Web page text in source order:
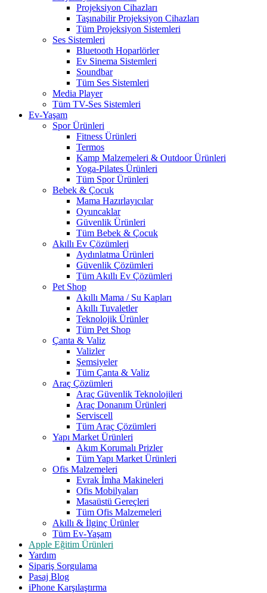
Projeksiyon Cihazları
Taşınabilir Projeksiyon Cihazları
Tüm Projeksiyon Sistemleri
Ses Sistemleri
Bluetooth Hoparlörler
Ev Sinema Sistemleri
Soundbar
Tüm Ses Sistemleri
Media Player
Tüm TV-Ses Sistemleri
Ev-Yaşam
Spor Ürünleri
Fitness Ürünleri
Termos
Kamp Malzemeleri & Outdoor Ürünleri
Yoga-Pilates Ürünleri
Tüm Spor Ürünleri
Bebek & Çocuk
Mama Hazırlayıcılar
Oyuncaklar
Güvenlik Ürünleri
Tüm Bebek & Çocuk
Akıllı Ev Çözümleri
Aydınlatma Ürünleri
Güvenlik Çözümleri
Tüm Akıllı Ev Çözümleri
Pet Shop
Akıllı Mama / Su Kapları
Akıllı Tuvaletler
Teknolojik Ürünler
Tüm Pet Shop
Çanta & Valiz
Valizler
Şemsiyeler
Tüm Çanta & Valiz
Araç Çözümleri
Araç Güvenlik Teknolojileri
Araç Donanım Ürünleri
Serviscell
Tüm Araç Çözümleri
Yapı Market Ürünleri
Akım Korumalı Prizler
Tüm Yapı Market Ürünleri
Ofis Malzemeleri
Evrak İmha Makineleri
Ofis Mobilyaları
Masaüstü Gereçleri
Tüm Ofis Malzemeleri
Akıllı & İlginç Ürünler
Tüm Ev-Yaşam
Apple Eğitim Ürünleri
Yardım
Sipariş Sorgulama
Pasaj Blog
iPhone Karşılaştırma